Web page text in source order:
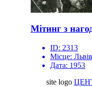
Мітинг з
ID: 2313
Місце: Львів
Дата: 1953
site logo